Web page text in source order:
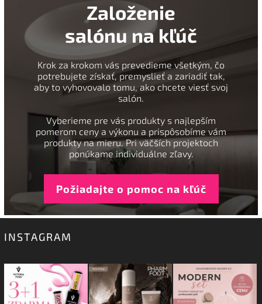
Založenie
salónu na kľúč
Krok za krokom vás prevedieme všetkým, čo
potrebujete získať, premyslieť a zariadiť tak,
aby to vyhovovalo tomu, ako chcete viesť svoj
salón.
Vyberieme pre vás produkty s najlepším
pomerom ceny a výkonu a prispôsobíme vám
produkty na mieru. Pri väčších projektoch
ponúkame individuálne zľavy.
Požiadajte o pomoc na kľúč
INSTAGRAM